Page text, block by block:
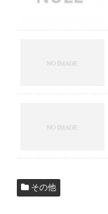
その他